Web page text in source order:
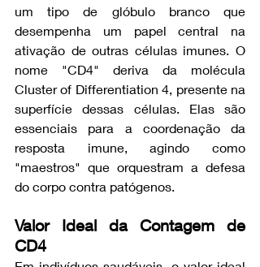
um tipo de glóbulo branco que
desempenha um papel central na
ativação de outras células imunes. O
nome "CD4" deriva da molécula
Cluster of Differentiation 4, presente na
superfície dessas células. Elas são
essenciais para a coordenação da
resposta imune, agindo como
"maestros" que orquestram a defesa
do corpo contra patógenos.
Valor Ideal da Contagem de
CD4